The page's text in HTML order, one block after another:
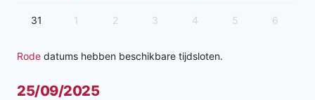
31 1 2 3 4 5 6
Rode datums hebben beschikbare tijdsloten.
25/09/2025